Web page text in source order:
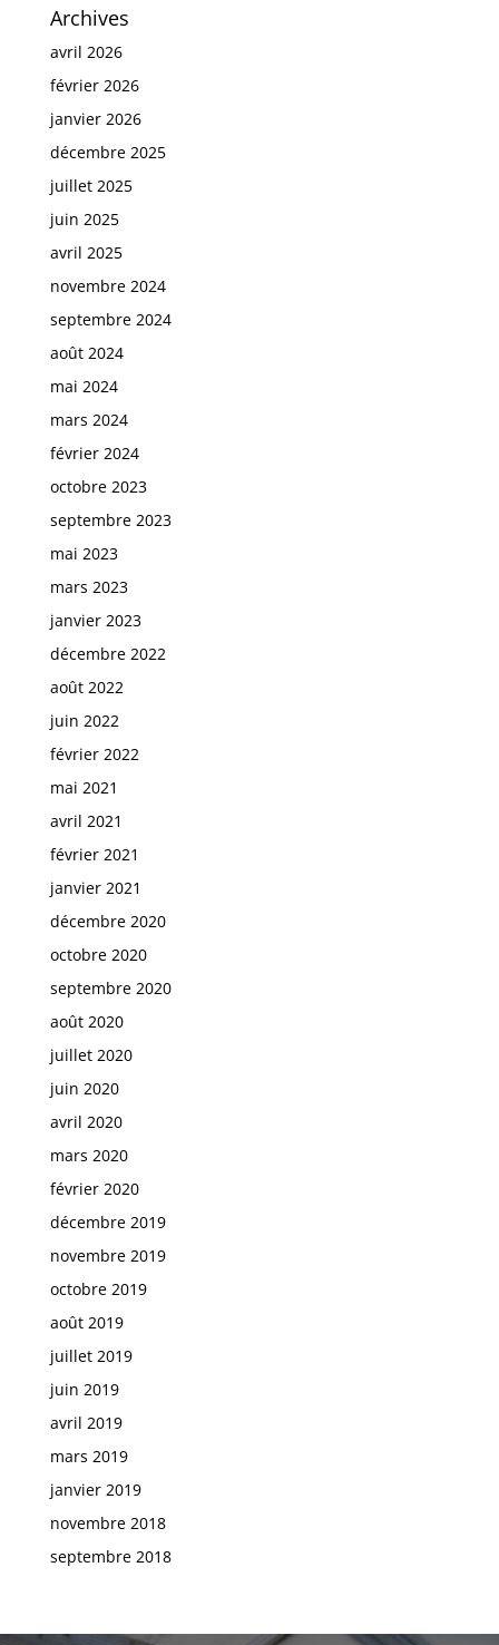
Archives
avril 2026
février 2026
janvier 2026
décembre 2025
juillet 2025
juin 2025
avril 2025
novembre 2024
septembre 2024
août 2024
mai 2024
mars 2024
février 2024
octobre 2023
septembre 2023
mai 2023
mars 2023
janvier 2023
décembre 2022
août 2022
juin 2022
février 2022
mai 2021
avril 2021
février 2021
janvier 2021
décembre 2020
octobre 2020
septembre 2020
août 2020
juillet 2020
juin 2020
avril 2020
mars 2020
février 2020
décembre 2019
novembre 2019
octobre 2019
août 2019
juillet 2019
juin 2019
avril 2019
mars 2019
janvier 2019
novembre 2018
septembre 2018